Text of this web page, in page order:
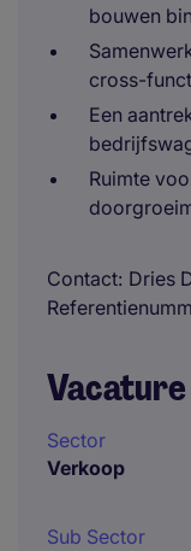
bouwen
cross-
Een
Ruimte
Contact Dries
Sector
Verkoop
Sub Sector